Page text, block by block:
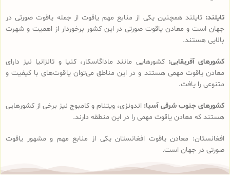
تایلند: تایلند همچنین یکی از منابع مهم یاقوت از جمله یاقوت صورتی در
جهان است و معادن یاقوت صورتی در این کشور برخوردار از اهمیت و شهرت
بالایی هستند.
کشورهای آفریقایی: کشورهایی مانند ماداگاسکار، کنیا و تانزانیا نیز دارای
معادن یاقوت مهمی هستند و در این مناطق می‌توان یاقوت‌های با کیفیت و
متنوعی را یافت.
کشورهای جنوب شرقی آسیا: اندونزی، ویتنام و کامبوج نیز برخی از کشورهایی
هستند که معادن یاقوت مهمی را در این منطقه دارند.
افغانستان: معادن یاقوت افغانستان یکی از منابع مهم و مشهور یاقوت
صورتی در جهان است.